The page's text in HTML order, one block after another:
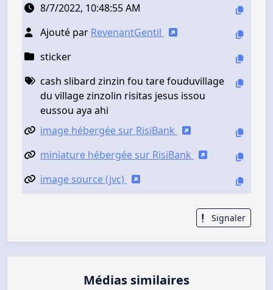
8/7/2022, 10:48:55 AM
Ajouté par RevenantGentil
sticker
cash slibard zinzin fou tare fouduvillage
du village zinzolin risitas jesus issou
eussou aya ahi
image hébergée sur RisiBank
miniature hébergée sur RisiBank
image source (jvc)
Signaler
Médias similaires